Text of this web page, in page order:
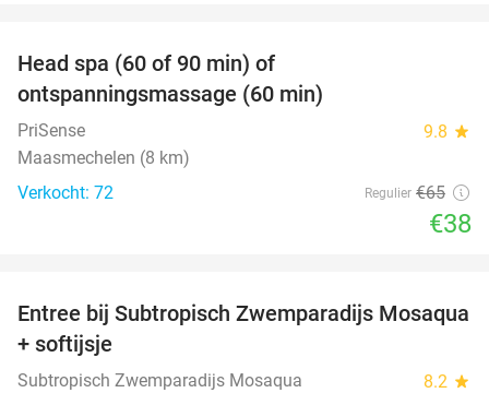
Head spa (60 of 90 min) of
ontspanningsmassage (60 min)
PriSense 9.8 star
Maasmechelen (8 km)
Verkocht: 72
Regulier €65
€38
25%
Entree bij Subtropisch Zwemparadijs Mosaqua
+ softijsje
Subtropisch Zwemparadijs Mosaqua 8.2 star